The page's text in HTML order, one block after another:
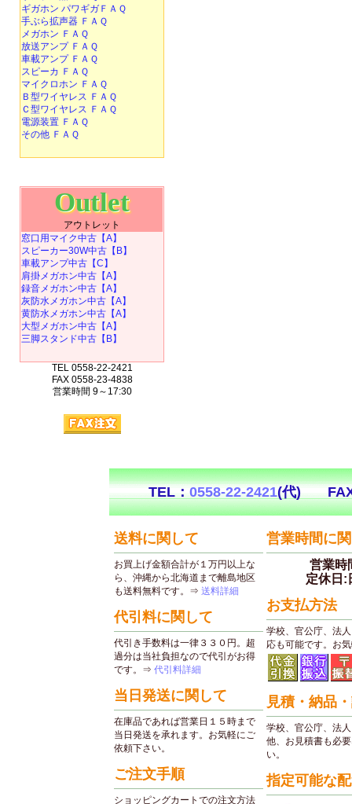
ギガホン パワギガＦＡＱ
手ぶら拡声器 ＦＡＱ
メガホン ＦＡＱ
放送アンプ ＦＡＱ
車載アンプ ＦＡＱ
スピーカ ＦＡＱ
マイクロホン ＦＡＱ
Ｂ型ワイヤレス ＦＡＱ
Ｃ型ワイヤレス ＦＡＱ
電源装置 ＦＡＱ
その他 ＦＡＱ
Outlet
アウトレット
窓口用マイク中古【A】
スピーカー30W中古【B】
車載アンプ中古【C】
肩掛メガホン中古【A】
録音メガホン中古【A】
灰防水メガホン中古【A】
黄防水メガホン中古【A】
大型メガホン中古【A】
三脚スタンド中古【B】
TEL 0558-22-2421
FAX 0558-23-4838
営業時間 9～17:30